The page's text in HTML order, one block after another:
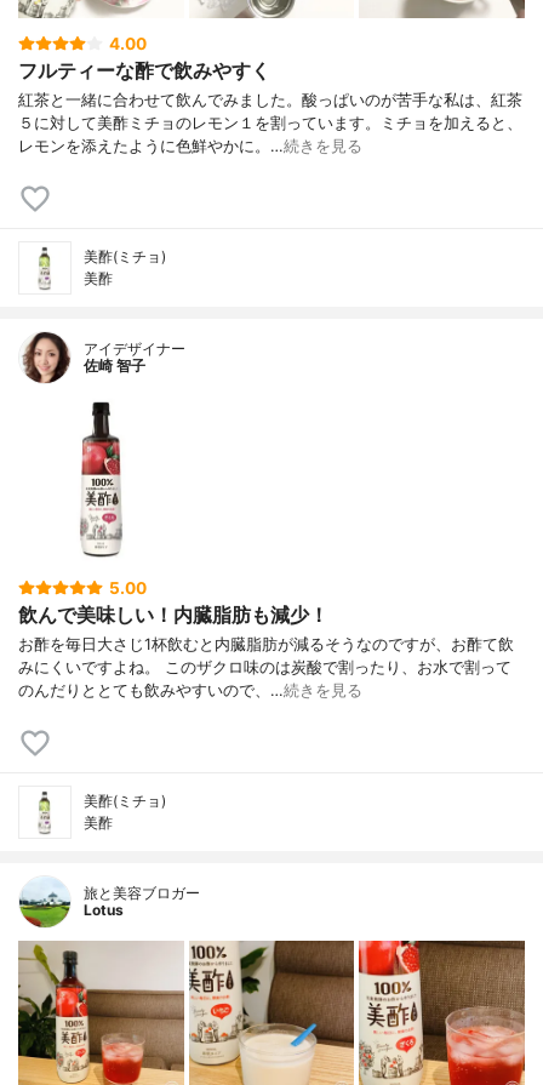
4.00
フルティーな酢で飲みやすく
紅茶と一緒に合わせて飲んでみました。酸っぱいのが苦手な私は、紅茶
５に対して美酢ミチョのレモン１を割っています。ミチョを加えると、
レモンを添えたように色鮮やかに。…続きを見る
美酢(ミチョ)
美酢
アイデザイナー
佐崎 智子
5.00
飲んで美味しい！内臓脂肪も減少！
お酢を毎日大さじ1杯飲むと内臓脂肪が減るそうなのですが、お酢て飲
みにくいですよね。 このザクロ味のは炭酸で割ったり、お水で割って
のんだりととても飲みやすいので、…続きを見る
美酢(ミチョ)
美酢
旅と美容ブロガー
Lotus